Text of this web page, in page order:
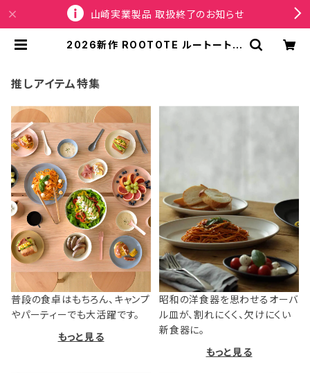
山崎実業製品 取扱終了のお知らせ
2026新作 ROOTOTE ルートート P
推しアイテム特集
普段の食卓はもちろん、キャンプ
やパーティーでも大活躍です。
もっと見る
昭和の洋食器を思わせるオーバ
ル皿が、割れにくく、欠けにくい
新食器に。
もっと見る